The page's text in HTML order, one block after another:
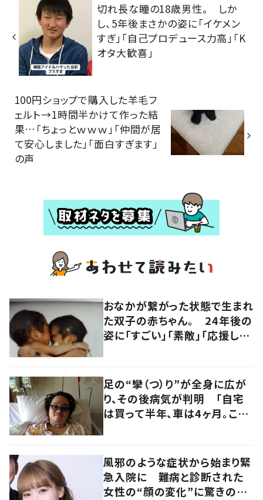
切れ長な瞳の18歳男性。 しか
し、5年後まさかの姿に「イケメン
すぎ」「自己プロデュース力高」「K
オタ大歓喜」
100円ショップで購入した羊毛フ
ェルト→1時間半かけて作った結
果…「ちょっとｗｗｗ」「仲間が居
て安心しました」「面白すぎます」
の声
おなかが繋がった状態で生まれ
た双子の赤ちゃん。 24年後の
姿に「すごい」「素敵」「応援して
足の“攣（つ）り”が全身に広が
り、その後病気が判明 「自宅
は買って半年、車は4ヶ月。この
聞いた
風邪のような症状から始まり緊
急入院に 難病と診断された
女性の“顔の変化”に驚きの